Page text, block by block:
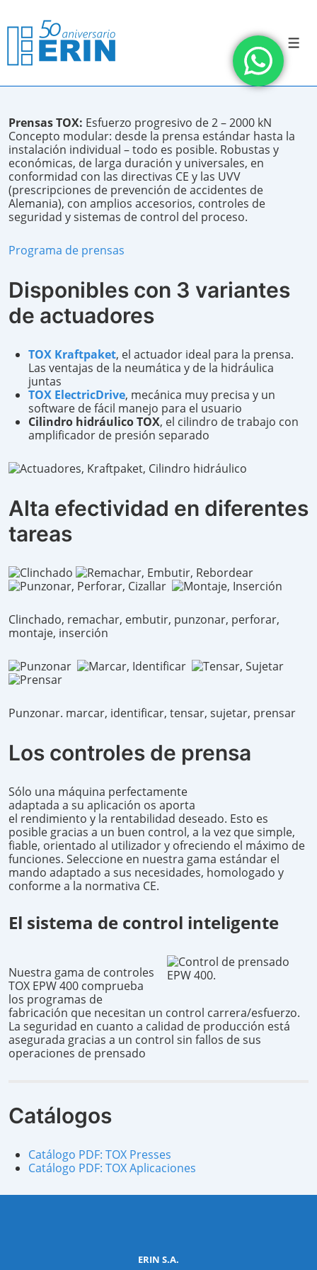
contenido
principal
Prensas TOX: Esfuerzo progresivo de 2 – 2000 kN
Concepto modular: desde la prensa estándar hasta la
instalación individual – todo es posible. Robustas y
económicas, de larga duración y universales, en
conformidad con las directivas CE y las UVV
(prescripciones de prevención de accidentes de
Alemania), con amplios accesorios, controles de
seguridad y sistemas de control del proceso.
Programa de prensas
Disponibles con 3 variantes
de actuadores
TOX Kraftpaket, el actuador ideal para la prensa.
Las ventajas de la neumática y de la hidráulica
juntas
TOX ElectricDrive, mecánica muy precisa y un
software de fácil manejo para el usuario
Cilindro hidráulico TOX, el cilindro de trabajo con
amplificador de presión separado
Alta efectividad en diferentes
tareas
Clinchado, remachar, embutir, punzonar, perforar,
montaje, inserción
Punzonar. marcar, identificar, tensar, sujetar, prensar
Los controles de prensa
Sólo una máquina perfectamente
adaptada a su aplicación os aporta
el rendimiento y la rentabilidad deseado. Esto es
posible gracias a un buen control, a la vez que simple,
fiable, orientado al utilizador y ofreciendo el máximo de
funciones. Seleccione en nuestra gama estándar el
mando adaptado a sus necesidades, homologado y
conforme a la normativa CE.
El sistema de control inteligente
Nuestra gama de controles
TOX EPW 400 comprueba
los programas de
fabricación que necesitan un control carrera/esfuerzo.
La seguridad en cuanto a calidad de producción está
asegurada gracias a un control sin fallos de sus
operaciones de prensado
Catálogos
Catálogo PDF: TOX Presses
Catálogo PDF: TOX Aplicaciones
ERIN S.A.